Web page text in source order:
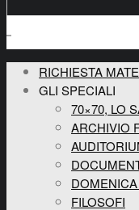
RICHIESTA
GLI SPECIALI
70×70, LO
ARCHIVIO
FILOSOFI